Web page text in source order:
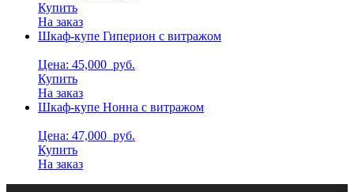
Купить
На заказ
Шкаф-купе Гиперион с витражом
Цена: 45,000 руб.
Купить
На заказ
Шкаф-купе Нонна с витражом
Цена: 47,000 руб.
Купить
На заказ